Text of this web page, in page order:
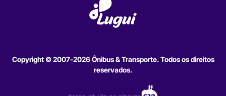
Copyright © 2007-2026 Ônibus & Transporte. Todos os direitos
reservados.